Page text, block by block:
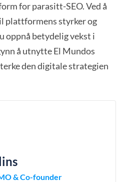
for parasitt-SEO. Ved å
plattformens styrker og
oppnå betydelig vekst i
å utnytte El Mundos
den digitale strategien
& Co-founder